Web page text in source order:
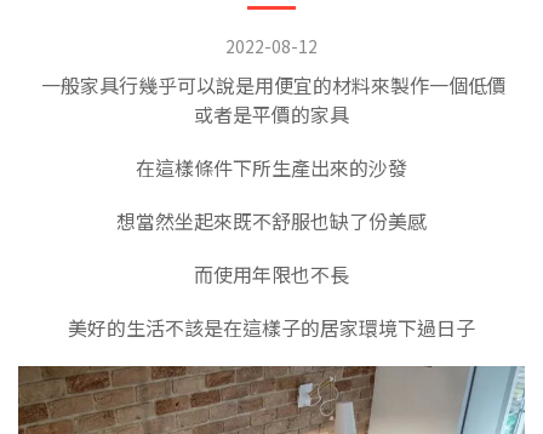
2022-08-12
一般家具行幾乎可以說是用便宜的材料來製作一個低價
或者是平價的家具
在這樣條件下所生產出來的沙發
想當然坐起來既不舒服也缺了份美感
而使用年限也不長
美好的生活不該是在這樣子的居家環境下過日子